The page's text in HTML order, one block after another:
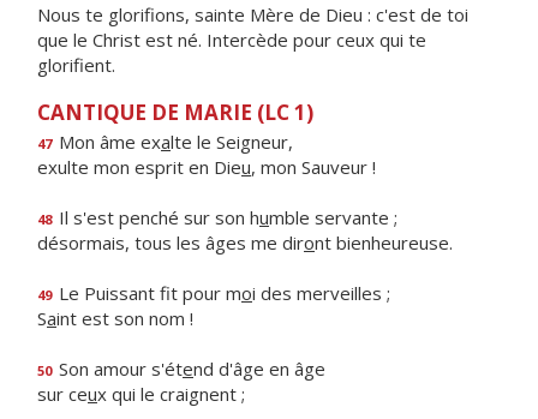
Nous te glorifions, sainte Mère de Dieu : c'est de toi
que le Christ est né. Intercède pour ceux qui te
glorifient.
CANTIQUE DE MARIE (LC 1)
47 Mon âme exalte le Seigneur,
exulte mon esprit en Dieu, mon Sauveur !
48 Il s'est penché sur son humble servante ;
désormais, tous les âges me diront bienheureuse.
49 Le Puissant fit pour moi des merveilles ;
Saint est son nom !
50 Son amour s'étend d'âge en âge
sur ceux qui le craignent ;